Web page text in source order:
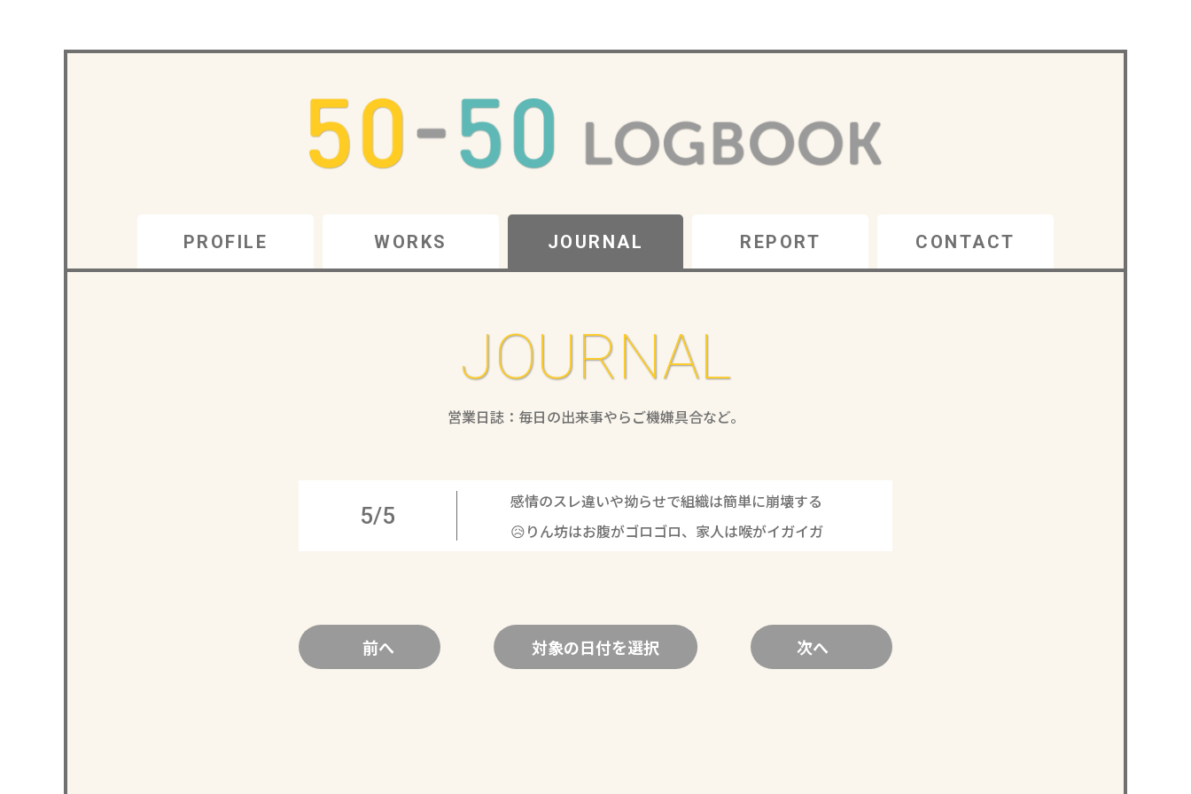
PROFILE WORKS JOURNAL REPORT CONTACT
JOURNAL
営業日誌：毎日の出来事やらご機嫌具合など。
5/5
感情のスレ違いや拗らせで組織は簡単に崩壊する
😥りん坊はお腹がゴロゴロ、家人は喉がイガイガ
前へ 次へ
対象の日付を選択